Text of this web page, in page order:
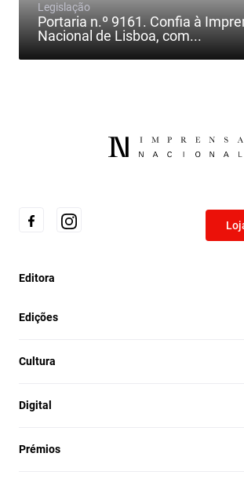
Legislação
Portaria n.º 9161. Confia à
Nacional de Lisboa, com...
Editora
Edições
Cultura
Digital
Prémios